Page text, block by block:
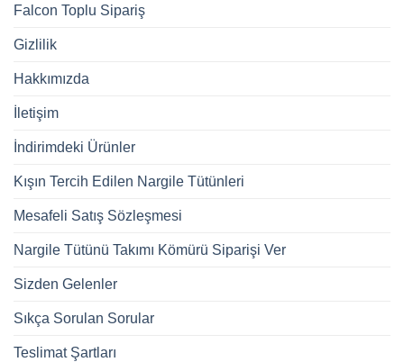
Falcon Toplu Sipariş
Gizlilik
Hakkımızda
İletişim
İndirimdeki Ürünler
Kışın Tercih Edilen Nargile Tütünleri
Mesafeli Satış Sözleşmesi
Nargile Tütünü Takımı Kömürü Siparişi Ver
Sizden Gelenler
Sıkça Sorulan Sorular
Teslimat Şartları